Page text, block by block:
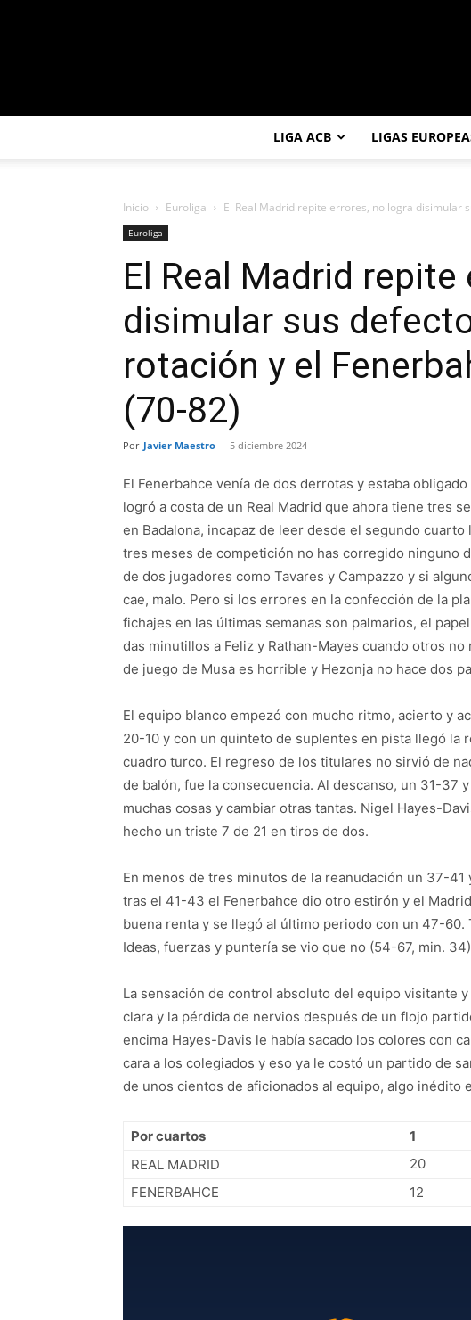
LIGA ACB LIGAS
Inicio Euroliga El Real Madrid repite errores, no logra disimular
Euroliga
El Real Madrid
disimular sus
rotación y el
(70-82)
Por Javier Maestro - 5 diciembre 2024
El Fenerbahce venía de dos derrotas y estaba
logró a costa de un Real Madrid que ahora tiene tres
en Badalona, incapaz de leer desde el segundo
tres meses de competición no has corregido ninguno
de dos jugadores como Tavares y Campazzo y si
cae, malo. Pero si los errores en la confección de la
fichajes en las últimas semanas son palmarios, el
das minutillos a Feliz y Rathan-Mayes cuando otros
de juego de Musa es horrible y Hezonja no hace dos
El equipo blanco empezó con mucho ritmo, acierto y
20-10 y con un quinteto de suplentes en pista llegó la
cuadro turco. El regreso de los titulares no sirvió de
de balón, fue la consecuencia. Al descanso, un 31-37
muchas cosas y cambiar otras tantas. Nigel Hayes-
hecho un triste 7 de 21 en tiros de dos.
En menos de tres minutos de la reanudación un 37-
tras el 41-43 el Fenerbahce dio otro estirón y el
buena renta y se llegó al último periodo con un 47-
Ideas, fuerzas y puntería se vio que no (54-67, min.
La sensación de control absoluto del equipo visitante
clara y la pérdida de nervios después de un flojo
encima Hayes-Davis le había sacado los colores con
cara a los colegiados y eso ya le costó un partido de
de unos cientos de aficionados al equipo, algo inédito
Por cuartos 1
REAL MADRID
20
FENERBAHCE
12